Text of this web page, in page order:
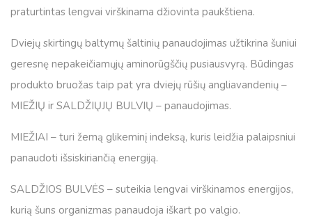
praturtintas lengvai virškinama džiovinta paukštiena.
Dviejų skirtingų baltymų šaltinių panaudojimas užtikrina šuniui
geresnę nepakeičiamųjų aminorūgščių pusiausvyrą. Būdingas
produkto bruožas taip pat yra dviejų rūšių angliavandenių –
MIEŽIŲ ir SALDŽIŲJŲ BULVIŲ – panaudojimas.
MIEŽIAI – turi žemą glikeminį indeksą, kuris leidžia palaipsniui
panaudoti išsiskiriančią energiją.
SALDŽIOS BULVĖS – suteikia lengvai virškinamos energijos,
kurią šuns organizmas panaudoja iškart po valgio.